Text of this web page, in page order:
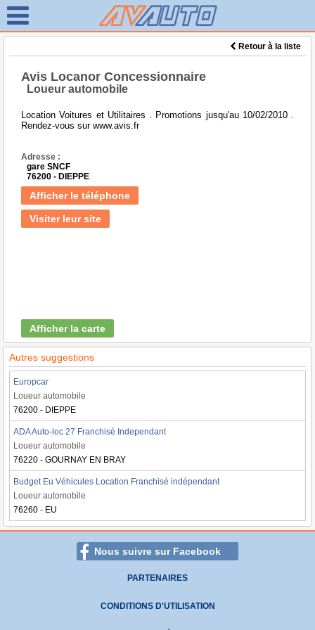
Retour à la liste
Avis Locanor Concessionnaire
Loueur automobile
Location Voitures et Utilitaires . Promotions jusqu'au 10/02/2010 .
Rendez-vous sur www.avis.fr
Adresse :
gare SNCF
76200 - DIEPPE
Afficher le téléphone
Visiter leur site
Afficher la carte
Autres suggestions
Europcar
Loueur automobile
76200 - DIEPPE
ADA Auto-loc 27 Franchisé Independant
Loueur automobile
76220 - GOURNAY EN BRAY
Budget Eu Véhicules Location Franchisé indépendant
Loueur automobile
76260 - EU
Nous suivre sur Facebook
PARTENAIRES
CONDITIONS D'UTILISATION